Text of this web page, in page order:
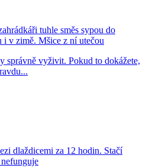
tuhle směs sypou do
v zimě. Mšice z ní utečou
správně vyživit. Pokud to dokážete,
dlaždicemi za 12 hodin. Stačí